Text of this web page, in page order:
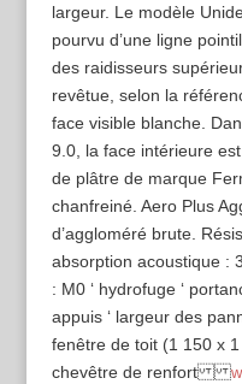
largeur. Le modèle
pourvu d’une ligne
des raidisseurs
revêtue, selon la
face visible blanche.
9.0, la face intérieure
de plâtre de marque
chanfreiné. Aero Plus
d’aggloméré brute.
absorption acoustique :
: M0 ‘ hydrofuge ‘
appuis ‘ largeur des
fenêtre de toit (1 150 x
chevêtre de renfort